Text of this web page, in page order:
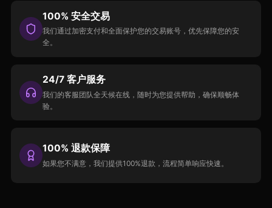
100% 安全交易
我们通过加密支付和全面保护您的交易账号，优先保障您的安
全。
24/7 客户服务
我们的客服团队全天候在线，随时为您提供帮助，确保顺畅体
验。
100% 退款保障
如果您不满意，我们提供100%退款，流程简单响应快速。